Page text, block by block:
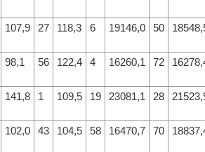
107,9 27 118,3 6 19146,0 50
98,1 56 122,4 4 16260,1 72
141,8 1 109,5 19 23081,1 28
102,0 43 104,5 58 16470,7 70